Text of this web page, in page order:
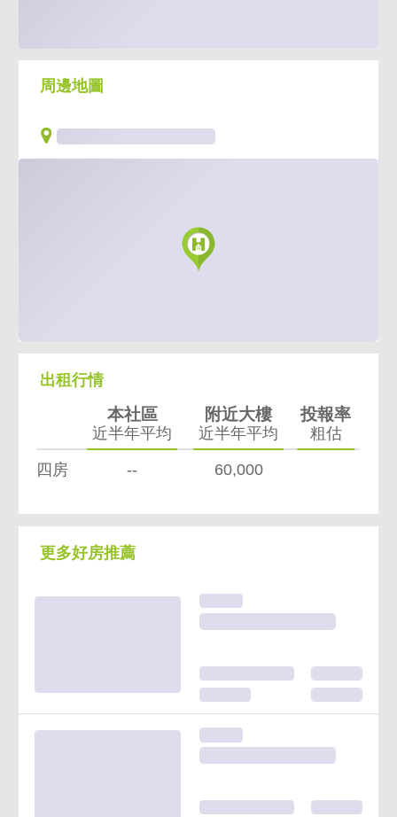
周邊地圖
出租行情
本社區
近半年平均
附近大樓
近半年平均
投報率
粗估
四房 -- 60,000
更多好房推薦